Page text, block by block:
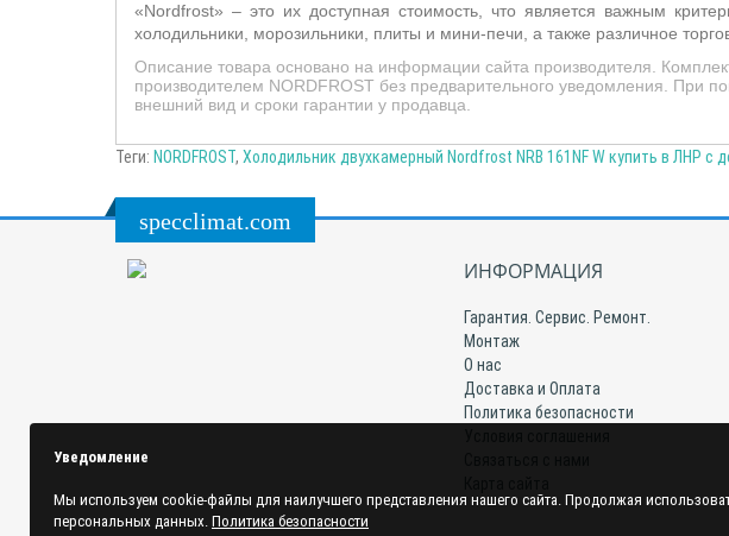
«Nordfrost» – это их доступная стоимость, что является важным
холодильники, морозильники, плиты и мини-печи, а также различное
Описание товара основано на информации сайта производителя.
производителем NORDFROST без предварительного уведомления. При
внешний вид и сроки гарантии у продавца.
Теги: NORDFROST, Холодильник двухкамерный Nordfrost NRB 161NF W купить в ЛНР с
specclimat.com
ИНФОРМАЦИЯ
Гарантия. Сервис. Ремонт.
Монтаж
О нас
Доставка и Оплата
Политика безопасности
Уведомление
Мы используем cookie-файлы для наилучшего представления нашего сайта. Продолжая
персональных данных. Политика безопасности